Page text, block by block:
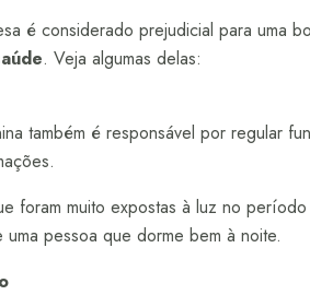
é considerado prejudicial para uma
. Veja algumas delas:
também é responsável por regular
foram muito expostas à luz no
pessoa que dorme bem à noite.